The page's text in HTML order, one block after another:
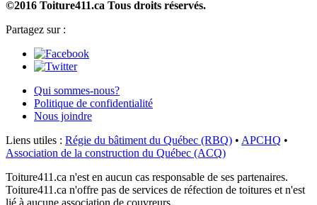
©2016 Toiture411.ca Tous droits réservés.
Partagez sur :
Qui sommes-nous?
Politique de confidentialité
Nous joindre
Liens utiles : Régie du bâtiment du Québec (RBQ) • APCHQ •
Association de la construction du Québec (ACQ)
Toiture411.ca n'est en aucun cas responsable de ses partenaires.
Toiture411.ca n'offre pas de services de réfection de toitures et n'est